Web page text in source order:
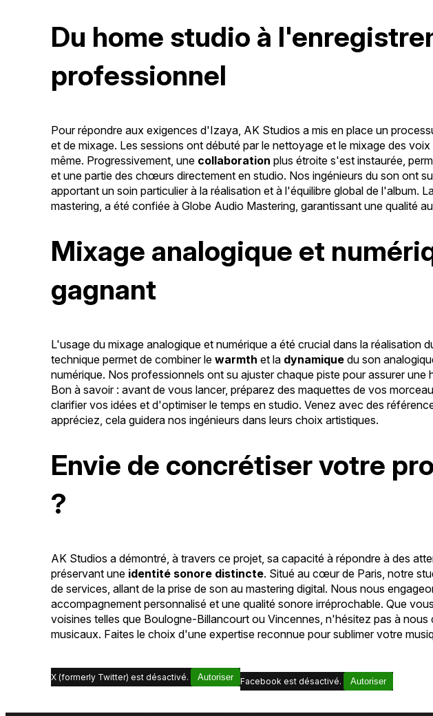
Du home studio à
professionnel
Pour répondre aux exigences d'Izaya, AK Studios a mis en place un
et de mixage. Les sessions ont débuté par le nettoyage et le mixage des
même. Progressivement, une collaboration plus étroite s'est instaurée,
et une partie des chœurs directement en studio. Nos ingénieurs du son ont
apportant un soin particulier à la réalisation et à l'équilibre global de l'album.
mastering, a été confiée à Globe Audio Mastering, garantissant une qualité
Mixage analogique et
gagnant
L'usage du mixage analogique et numérique a été crucial dans la réalisation
technique permet de combiner lewarmth et la dynamique du son
numérique. Nos professionnels ont su ajuster chaque piste pour assurer une
Bon à savoir : avant de vous lancer, préparez des maquettes de vos
clarifier vos idées et d'optimiser le temps en studio. Venez avec des
appréciez, cela guidera nos ingénieurs dans leurs choix artistiques.
Envie de concrétiser votre
?
AK Studios a démontré, à travers ce projet, sa capacité à répondre à des
préservant une identité sonore distincte. Situé au cœur de Paris, notre
de services, allant de la prise de son au mastering digital. Nous nous
accompagnement personnalisé et une qualité sonore irréprochable. Que
voisines telles que Boulogne-Billancourt ou Vincennes, n'hésitez pas à
musicaux. Faites le choix d'une expertise reconnue pour sublimer votre
X (formerly Twitter) est désactivé. Autoriser Facebook est désactivé. Autoriser